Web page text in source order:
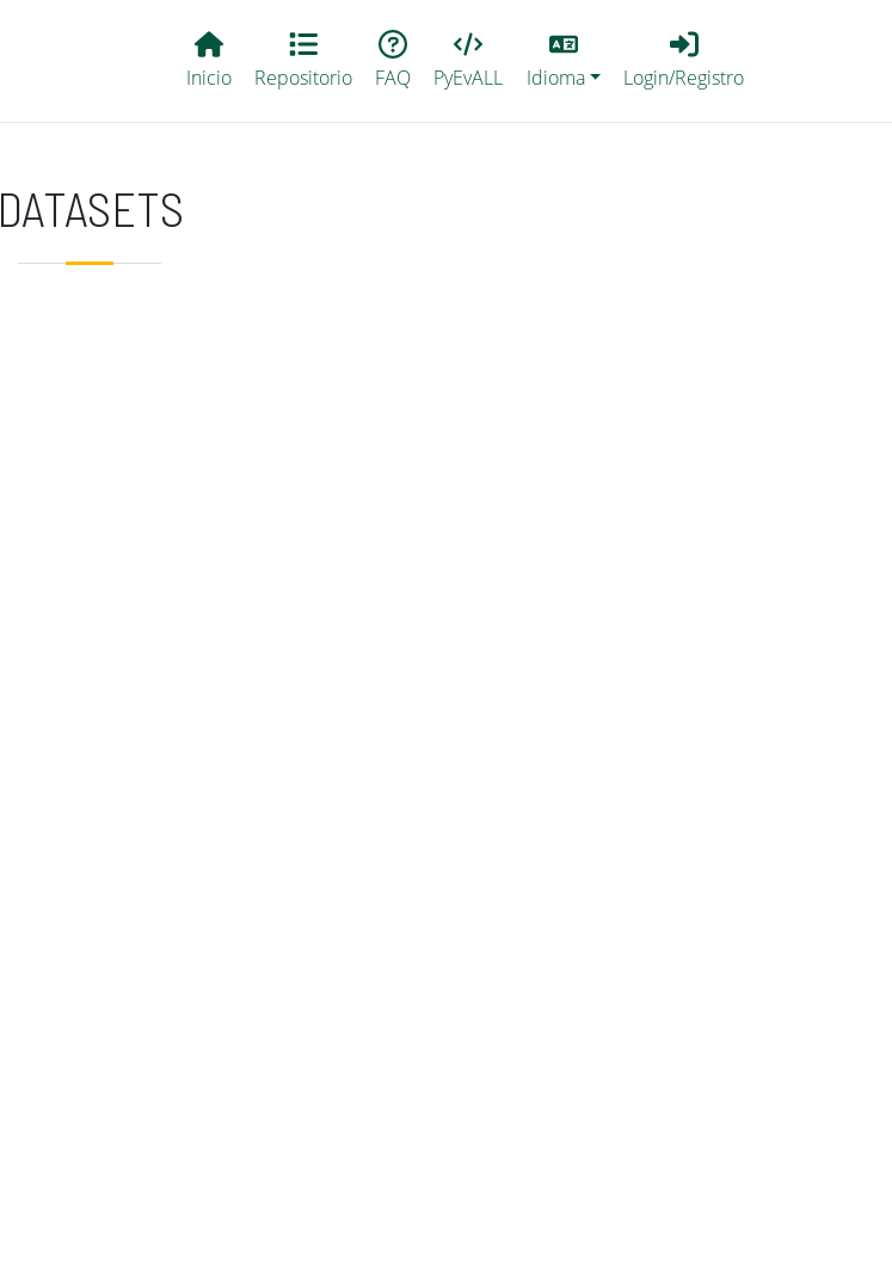
Main EvALL
Inicio Repositorio FAQ PyEvALL
Lang
Idioma
Login_Registro
Login/Registro
DATASETS